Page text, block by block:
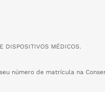
DISPOSITIVOS MÉDICOS.
número de matrícula na